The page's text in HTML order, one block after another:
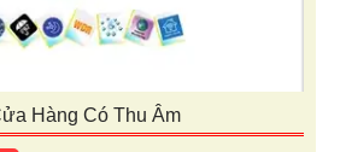
Hàng Có Thu Âm